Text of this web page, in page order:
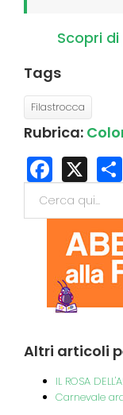
Scopri
Tags
Filastrocca
Rubrica:
X
Form di
Altri articoli
IL ROSA
Carnevale